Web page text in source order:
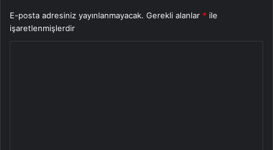
E-posta adresiniz yayınlanmayacak. Gerekli alanlar * ile
işaretlenmişlerdir